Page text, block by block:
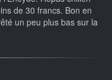
de 30 francs. Bon en
un peu plus bas sur la